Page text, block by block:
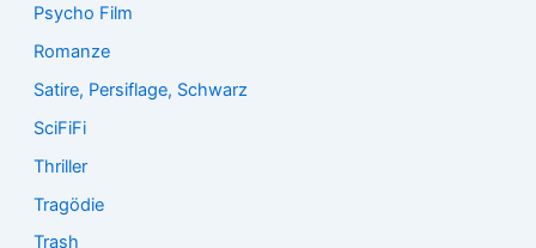
Psycho Film
Romanze
Satire, Persiflage, Schwarz
SciFiFi
Thriller
Tragödie
Trash